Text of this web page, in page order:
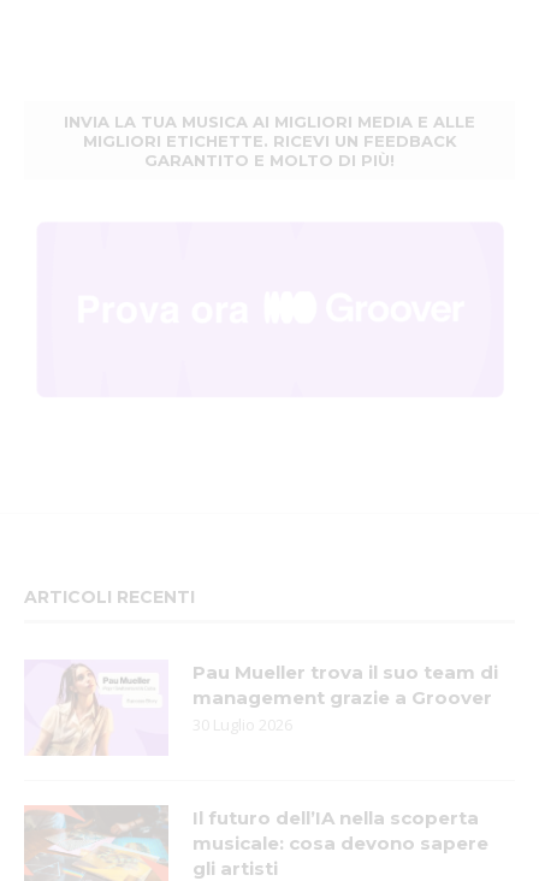
INVIA LA TUA MUSICA AI MIGLIORI MEDIA E ALLE
MIGLIORI ETICHETTE. RICEVI UN FEEDBACK
GARANTITO E MOLTO DI PIÙ!
ARTICOLI RECENTI
Pau Mueller trova il suo team di
management grazie a Groover
30 Luglio 2026
Il futuro dell’IA nella scoperta
musicale: cosa devono sapere
gli artisti